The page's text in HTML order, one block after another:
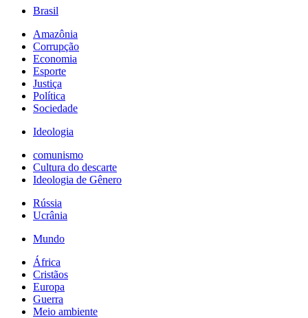
Brasil
Amazônia
Corrupção
Economia
Esporte
Justiça
Política
Sociedade
Ideologia
comunismo
Cultura do descarte
Ideologia de Gênero
Rússia
Ucrânia
Mundo
África
Cristãos
Europa
Guerra
Meio ambiente